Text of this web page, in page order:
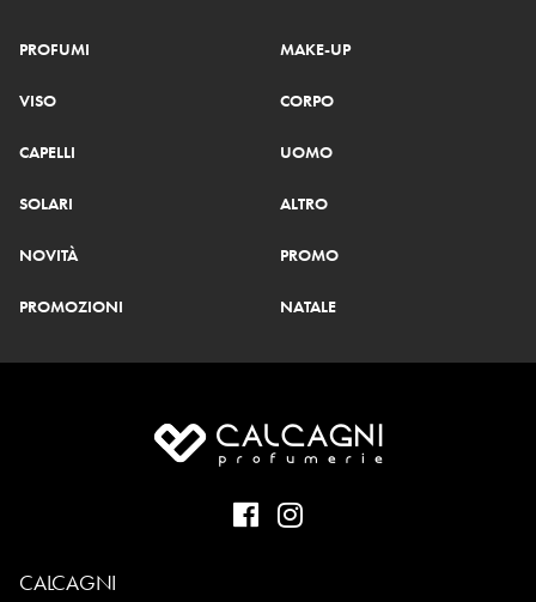
PROFUMI MAKE-UP
VISO CORPO
CAPELLI UOMO
SOLARI ALTRO
NOVITÀ PROMO
PROMOZIONI NATALE
CALCAGNI